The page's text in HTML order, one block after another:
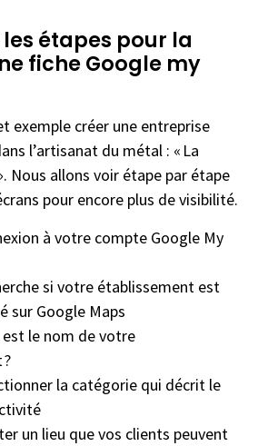
étapes pour la
fiche Google my
exemple créer une entreprise
l’artisanat du métal : « La
Nous allons voir étape par étape
pour encore plus de visibilité.
à votre compte Google My
si votre établissement est
sur Google Maps
est le nom de votre
la catégorie qui décrit le
un lieu que vos clients peuvent